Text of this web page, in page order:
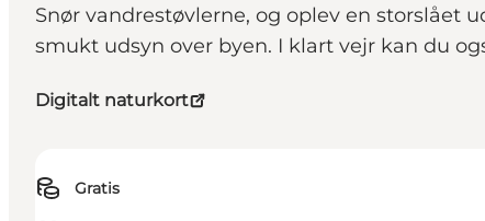
Snør vandrestøvlerne, og oplev en storslået
smukt udsyn over byen. I klart vejr kan du
Digitalt naturkort
Gratis